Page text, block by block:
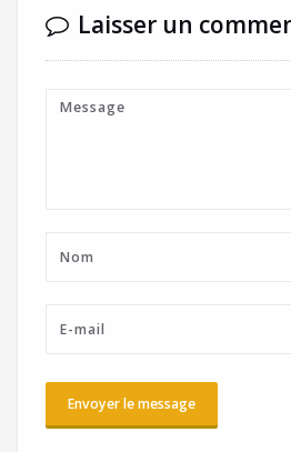
Laisser un